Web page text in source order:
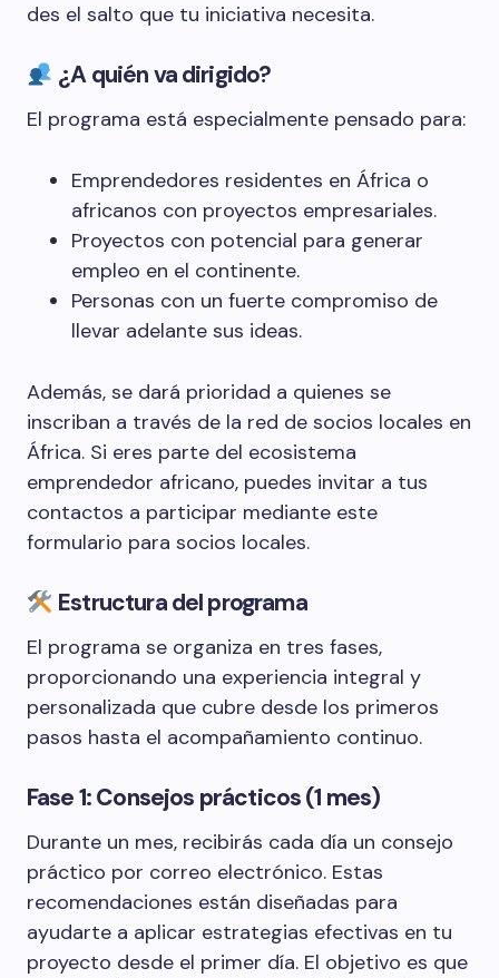
des el salto que tu iniciativa necesita.
¿A quién va dirigido?
El programa está especialmente pensado para:
Emprendedores residentes en África o
africanos con proyectos empresariales.
Proyectos con potencial para generar
empleo en el continente.
Personas con un fuerte compromiso de
llevar adelante sus ideas.
Además, se dará prioridad a quienes se
inscriban a través de la red de socios locales en
África. Si eres parte del ecosistema
emprendedor africano, puedes invitar a tus
contactos a participar mediante este
formulario para socios locales.
Estructura del programa
El programa se organiza en tres fases,
proporcionando una experiencia integral y
personalizada que cubre desde los primeros
pasos hasta el acompañamiento continuo.
Fase 1: Consejos prácticos (1 mes)
Durante un mes, recibirás cada día un consejo
práctico por correo electrónico. Estas
recomendaciones están diseñadas para
ayudarte a aplicar estrategias efectivas en tu
proyecto desde el primer día. El objetivo es que